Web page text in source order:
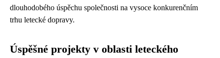
dlouhodobého úspěchu společnosti na vysoce konkurenčním
trhu letecké dopravy.
Úspěšné projekty v oblasti leteckého